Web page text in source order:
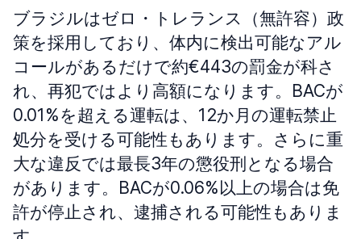
ブラジルはゼロ・トレランス（無許容）政
策を採用しており、体内に検出可能なアル
コールがあるだけで約€443の罰金が科さ
れ、再犯ではより高額になります。BACが
0.01%を超える運転は、12か月の運転禁止
処分を受ける可能性もあります。さらに重
大な違反では最長3年の懲役刑となる場合
があります。BACが0.06%以上の場合は免
許が停止され、逮捕される可能性もありま